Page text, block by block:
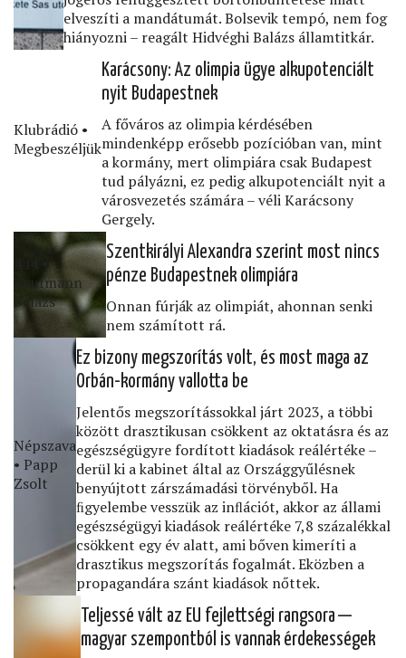
elveszíti a mandátumát. Bolsevik tempó, nem fog
hiányozni – reagált Hidvéghi Balázs államtitkár.
Klubrádió •
Megbeszéljük
Karácsony: Az olimpia ügye alkupotenciált
nyit Budapestnek
A főváros az olimpia kérdésében
mindenképp erősebb pozícióban van, mint
a kormány, mert olimpiára csak Budapest
tud pályázni, ez pedig alkupotenciált nyit a
városvezetés számára – véli Karácsony
Gergely.
Kaufmann
Balázs
Szentkirályi Alexandra szerint most nincs
pénze Budapestnek olimpiára
Onnan fúrják az olimpiát, ahonnan senki
nem számított rá.
Népszava
• Papp
Zsolt
Ez bizony megszorítás volt, és most maga az
Orbán-kormány vallotta be
Jelentős megszorítássokkal járt 2023, a többi
között drasztikusan csökkent az oktatásra és az
egészségügyre fordított kiadások reálértéke –
derül ki a kabinet által az Országgyűlésnek
benyújtott zárszámadási törvényből. Ha
ﬁgyelembe vesszük az inﬂációt, akkor az állami
egészségügyi kiadások reálértéke 7,8 százalékkal
csökkent egy év alatt, ami bőven kimeríti a
drasztikus megszorítás fogalmát. Eközben a
propagandára szánt kiadások nőttek.
Teljessé vált az EU fejlettségi rangsora —
magyar szempontból is vannak érdekességek